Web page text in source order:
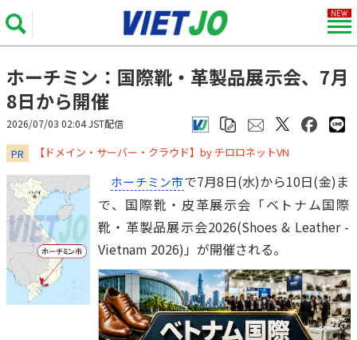
ホーチミン：国際靴・革製品展示会、7月
8日から開催
2026/07/03 02:04 JST配信
PR ​​​​​​​【ドメイン・サーバー・クラウド】by チロロネットVN
ホーチミン市で7月8日(水)から10日(金)ま
で、国際靴・皮革展示会「ベトナム国際
靴・革製品展示会2026(Shoes & Leather -
Vietnam 2026)」が開催される。